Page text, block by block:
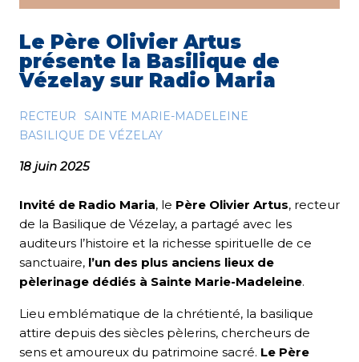
Le Père Olivier Artus
présente la Basilique de
Vézelay sur Radio Maria
RECTEUR
SAINTE MARIE-MADELEINE
BASILIQUE DE VÉZELAY
18 juin 2025
Invité de Radio Maria, le Père Olivier Artus, recteur
de la Basilique de Vézelay, a partagé avec les
auditeurs l’histoire et la richesse spirituelle de ce
sanctuaire, l’un des plus anciens lieux de
pèlerinage dédiés à Sainte Marie-Madeleine.
Lieu emblématique de la chrétienté, la basilique
attire depuis des siècles pèlerins, chercheurs de
sens et amoureux du patrimoine sacré. Le Père